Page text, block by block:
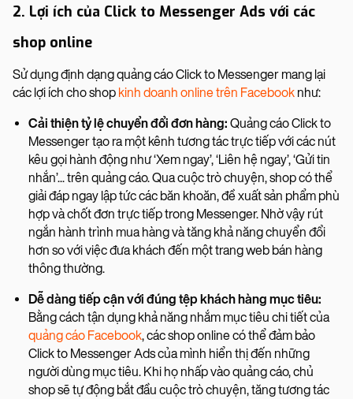
2. Lợi ích của Click to Messenger Ads với các
shop online
Sử dụng định dạng quảng cáo Click to Messenger mang lại
các lợi ích cho shop kinh doanh online trên Facebook như:
Cải thiện tỷ lệ chuyển đổi đơn hàng: Quảng cáo Click to
Messenger tạo ra một kênh tương tác trực tiếp với các nút
kêu gọi hành động như ‘Xem ngay’, ‘Liên hệ ngay’, ‘Gửi tin
nhắn’... trên quảng cáo. Qua cuộc trò chuyện, shop có thể
giải đáp ngay lập tức các băn khoăn, đề xuất sản phẩm phù
hợp và chốt đơn trực tiếp trong Messenger. Nhờ vậy rút
ngắn hành trình mua hàng và tăng khả năng chuyển đổi
hơn so với việc đưa khách đến một trang web bán hàng
thông thường.
Dễ dàng tiếp cận với đúng tệp khách hàng mục tiêu:
Bằng cách tận dụng khả năng nhắm mục tiêu chi tiết của
quảng cáo Facebook, các shop online có thể đảm bảo
Click to Messenger Ads của mình hiển thị đến những
người dùng mục tiêu. Khi họ nhấp vào quảng cáo, chủ
shop sẽ tự động bắt đầu cuộc trò chuyện, tăng tương tác